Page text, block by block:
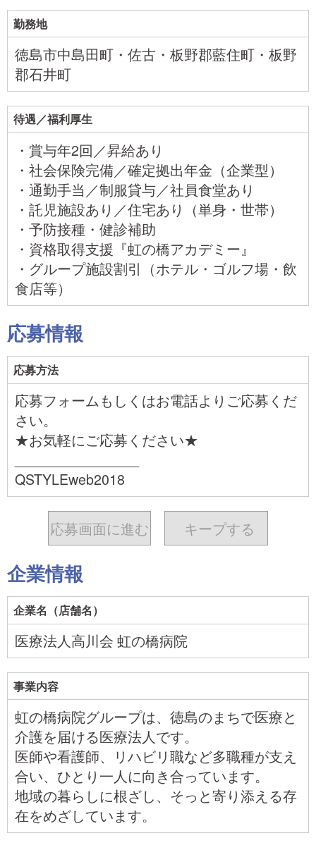
勤務地
徳島市中島田町・佐古・板野郡藍住町・板野
郡石井町
待遇／福利厚生
・賞与年2回／昇給あり
・社会保険完備／確定拠出年金（企業型）
・通勤手当／制服貸与／社員食堂あり
・託児施設あり／住宅あり（単身・世帯）
・予防接種・健診補助
・資格取得支援『虹の橋アカデミー』
・グループ施設割引（ホテル・ゴルフ場・飲
食店等）
応募情報
応募方法
応募フォームもしくはお電話よりご応募くだ
さい。
★お気軽にご応募ください★
QSTYLEweb2018
応募画面に進む キープする
企業情報
企業名（店舗名）
医療法人高川会 虹の橋病院
事業内容
虹の橋病院グループは、徳島のまちで医療と
介護を届ける医療法人です。
医師や看護師、リハビリ職など多職種が支え
合い、ひとり一人に向き合っています。
地域の暮らしに根ざし、そっと寄り添える存
在をめざしています。